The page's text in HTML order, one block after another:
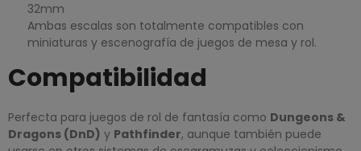
32mm
Ambas escalas son totalmente compatibles con
miniaturas y escenografía de juegos de mesa y rol.
Compatibilidad
Perfecta para juegos de rol de fantasía como Dungeons &
Dragons (DnD) y Pathfinder, aunque también puede